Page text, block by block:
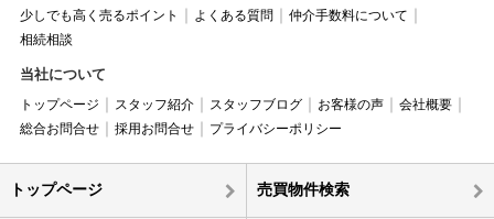
少しでも高く売るポイント
よくある質問
仲介手数料について
相続相談
当社について
トップページ スタッフ紹介 スタッフブログ お客様の声
会社概要
総合お問合せ
採用お問合せ プライバシーポリシー
トップページ 売買物件検索